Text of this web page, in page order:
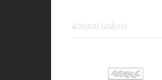
korisni linkovi